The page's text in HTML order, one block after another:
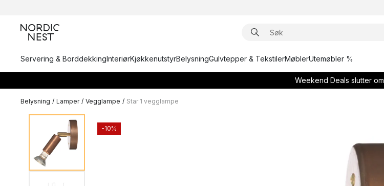
Servering & BorddekkingInteriørKjøkkenutstyrBelysningGulvtepper & TekstilerMøblerUtemøbler %
Weekend Deals slutter om
Belysning / Lamper / Vegglampe / Star 1 vegglampe
-10%